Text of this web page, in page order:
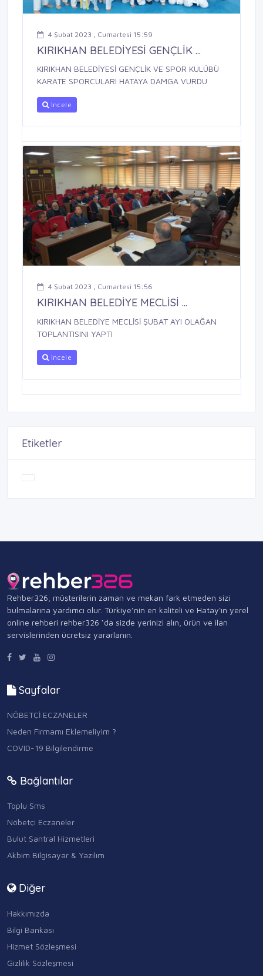
4 Şubat 2023 , Cumartesi 15:59
KIRIKHAN BELEDİYESİ GENÇLİK ...
KIRIKHAN BELEDİYESİ GENÇLİK VE SPOR KULÜBÜ
KARATE SPORCULARI HATAYA DAMGA VURDU
İncele
4 Şubat 2023 , Cumartesi 15:56
KIRIKHAN BELEDİYE MECLİSİ ...
KIRIKHAN BELEDİYE MECLİSİ ŞUBAT AYI OLAĞAN
TOPLANTISINI YAPTI
İncele
Etiketler
Rehber326, müşterilerin zaman ve mekan fark etmeden sizi
bulmalarına yardımcı olur. Türkiye’nin en kaliteli ve Hatay'ın yerel
online rehberi rehber326 ‘da sizde yerinizi alın, ürün ve ilan
servislerinden ücretsiz yararlanın.
Sayfalar
NÖBETÇİ ECZANELER
Neden Firmamı Eklemeliyim ?
COVID-19 Bilgilendirme
Bağlantılar
Toplu Sms
Nöbetçi Eczaneler
Bulut Santral Hizmetleri
Akbim Bilgisayar & Yazılım
Diğer
Hakkımızda
Bilgi Bankası
Hizmet Sözleşmesi
Gizlilik Sözleşmesi